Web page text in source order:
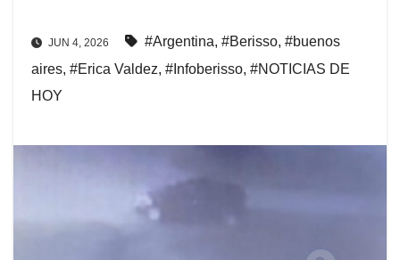
JUN 4, 2026 #Argentina, #Berisso, #buenos
aires, #Erica Valdez, #Infoberisso, #NOTICIAS DE
HOY